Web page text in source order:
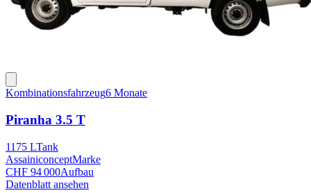
Kombinationsfahrzeug6 Monate
Piranha 3.5 T
1175 LTank
AssainiconceptMarke
CHF 94 000Aufbau
Datenblatt ansehen